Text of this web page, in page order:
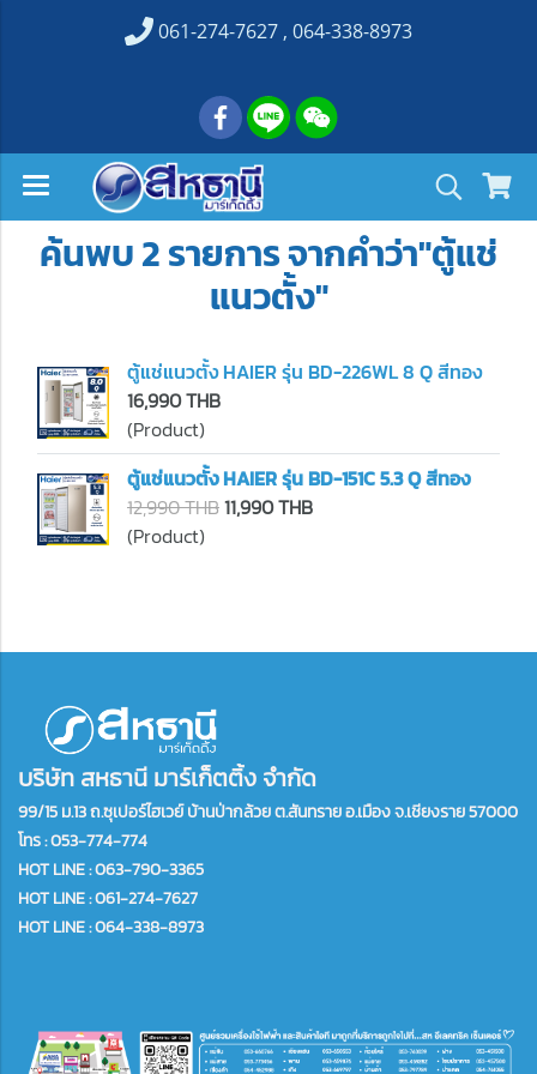
061-274-7627 , 064-338-8973
ค้นพบ 2 รายการ จากคำว่า"ตู้แช่
แนวตั้ง"
ตู้แช่แนวตั้ง HAIER รุ่น BD-226WL 8 Q สีทอง
16,990 THB
(Product)
ตู้แช่แนวตั้ง HAIER รุ่น BD-151C 5.3 Q สีทอง
12,990 THB11,990 THB
(Product)
บริษัท สหธานี มาร์เก็ตติ้ง จำกัด
99/15 ม.13 ถ.ซุเปอร์ไฮเวย์ บ้านป่ากล้วย ต.สันทราย อ.เมือง จ.เชียงราย 57000
โทร :053-774-774
HOT LINE : 063-790-3365
HOT LINE : 061-274-7627
HOT LINE : 064-338-8973